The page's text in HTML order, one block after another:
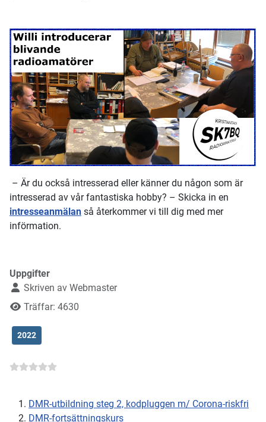
– Är du också intresserad eller känner du någon som är
intresserad av vår fantastiska hobby? – Skicka in en
intresseanmälan så återkommer vi till dig med mer
införmation.
Uppgifter
Skriven av Webmaster
Träffar: 4630
2022
DMR-utbildning steg 2, kodpluggen m/ Corona-riskfri
DMR-fortsättningskurs